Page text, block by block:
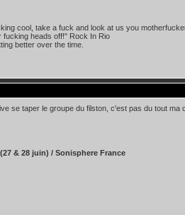
cool, take a fuck and look at us you
fucking heads off!" Rock In Rio
better over the time.
se taper le groupe du filston, c'est pas du tout ma
& 28 juin) / Sonisphere France